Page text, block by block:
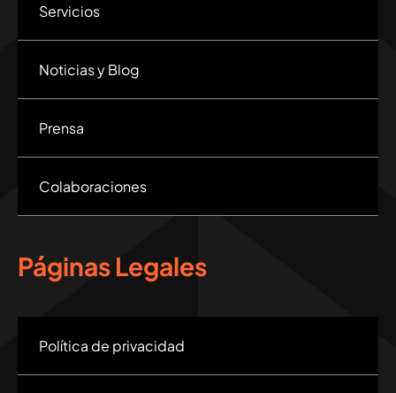
Servicios
Noticias y Blog
Prensa
Colaboraciones
Páginas Legales
Política de privacidad